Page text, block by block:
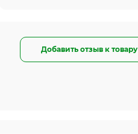
Добавить отзыв к товару